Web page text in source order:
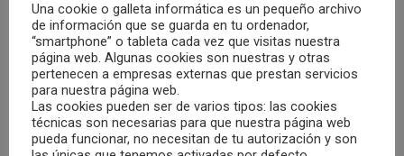
Una cookie o galleta informática es un pequeño archivo
de información que se guarda en tu ordenador,
“smartphone” o tableta cada vez que visitas nuestra
página web. Algunas cookies son nuestras y otras
pertenecen a empresas externas que prestan servicios
para nuestra página web.
Las cookies pueden ser de varios tipos: las cookies
técnicas son necesarias para que nuestra página web
pueda funcionar, no necesitan de tu autorización y son